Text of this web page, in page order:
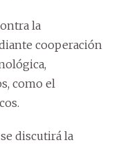
la
cooperación
como el
discutirá la